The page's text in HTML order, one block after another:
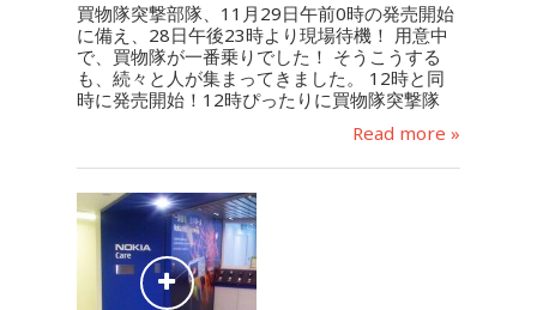
買物隊突撃部隊、11月29日午前0時の発売開始
に備え、28日午後23時より現場待機！ 用意中
で、買物隊が一番乗りでした！ そうこうする
も、続々と人が集まってきました。 12時と同
時に発売開始！12時ぴったりに買物隊突撃隊
Read more »